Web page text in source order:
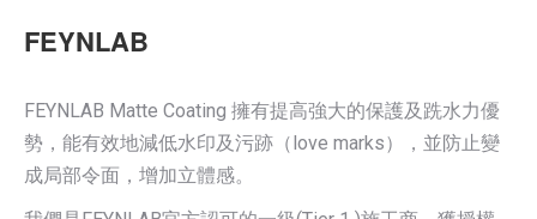
FEYNLAB
FEYNLAB Matte Coating 擁有提高強大的保護及跣水力優
勢，能有效地減低水印及污跡（love marks），並防止變
成局部令面，增加立體感。